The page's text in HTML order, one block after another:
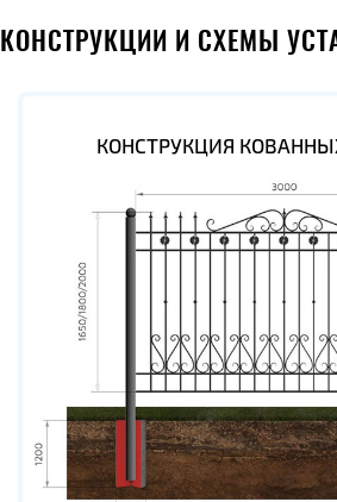
КОНСТРУКЦИИ И СХЕМЫ
КОНСТРУКЦИЯ